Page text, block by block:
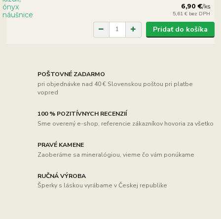
6,90 €/ks
5,61 € bez DPH
Pridať do košíka
POŠTOVNÉ ZADARMO
pri objednávke nad 40 € Slovenskou poštou pri platbe
vopred
100 % POZITÍVNYCH RECENZIÍ
Sme overený e-shop, referencie zákazníkov hovoria za všetko
PRAVÉ KAMENE
Zaoberáme sa mineralógiou, vieme čo vám ponúkame
RUČNÁ VÝROBA
Šperky s láskou vyrábame v Českej republike